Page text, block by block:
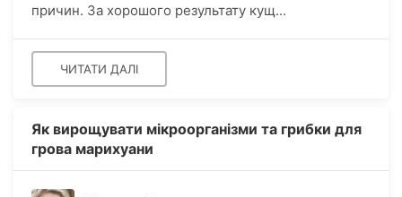
причин. За хорошого результату кущ...
ЧИТАТИ ДАЛІ
Як вирощувати мікроорганізми та грибки для
грова марихуани